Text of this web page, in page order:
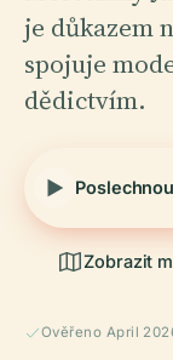
je důkazem
spojuje
dědictvím.
Zobrazit
Ověřeno April